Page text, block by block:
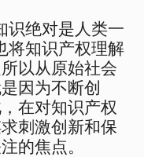
绝对是人类一
将知识产权理解
以从原始社会
因为不断创
在对知识产权
刺激创新和保
的焦点。